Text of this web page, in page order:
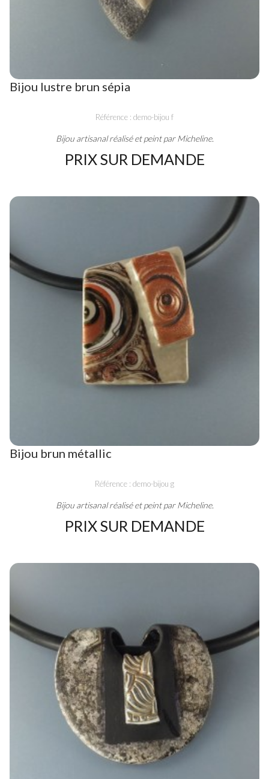
Bijou lustre brun sépia
Référence : demo-bijou f
Bijou artisanal réalisé et peint par Micheline.
PRIX SUR DEMANDE
Bijou brun métallic
Référence : demo-bijou g
Bijou artisanal réalisé et peint par Micheline.
PRIX SUR DEMANDE